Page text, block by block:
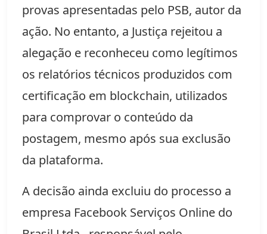
provas apresentadas pelo PSB, autor da
ação. No entanto, a Justiça rejeitou a
alegação e reconheceu como legítimos
os relatórios técnicos produzidos com
certificação em blockchain, utilizados
para comprovar o conteúdo da
postagem, mesmo após sua exclusão
da plataforma.
A decisão ainda excluiu do processo a
empresa Facebook Serviços Online do